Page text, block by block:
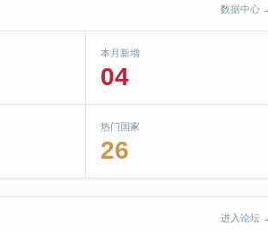
数据中心
本月新增
04
热门国家
26
进入论坛